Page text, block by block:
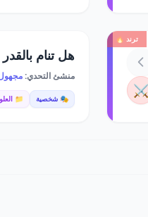
ترند 🔥
⚔️
هل تنام
منشئ التحدي:
🎭 شخصية 📁